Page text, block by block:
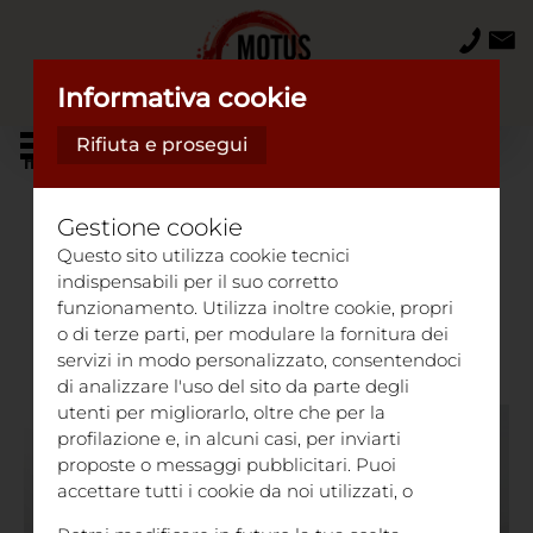
Home Motus Lab
MOTUS LAB
Nasce dall’esigenza fondamentale di
rispondere a un bisogno sempre più
importante:
STARE BENE
Informativa cookie
Rifiuta e prosegui
Gestione cookie
Questo sito utilizza cookie tecnici
indispensabili per il suo corretto
funzionamento. Utilizza inoltre cookie, propri
o di terze parti, per modulare la fornitura dei
servizi in modo personalizzato, consentendoci
di analizzare l'uso del sito da parte degli
utenti per migliorarlo, oltre che per la
profilazione e, in alcuni casi, per inviarti
proposte o messaggi pubblicitari. Puoi
accettare tutti i cookie da noi utilizzati, o